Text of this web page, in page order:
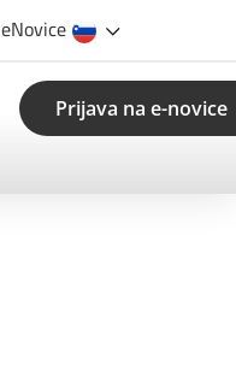
eNovice
Prijava na e-novice